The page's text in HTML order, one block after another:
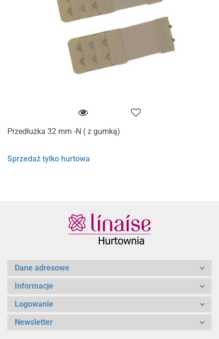
Przedłużka 32 mm -N ( z gumką)
Sprzedaż tylko hurtowa
Dane adresowe
Informacje
Logowanie
Newsletter